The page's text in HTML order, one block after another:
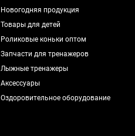
Новогодняя продукция
Товары для детей
Роликовые коньки оптом
Запчасти для тренажеров
Лыжные тренажеры
Аксессуары
Оздоровительное оборудование